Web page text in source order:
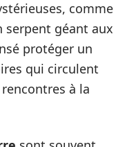
comme
serpent géant aux
protéger un
qui circulent
à la